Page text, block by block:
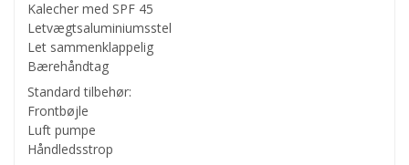
Kalecher med SPF 45
Letvægtsaluminiumsstel
Let sammenklappelig
Bærehåndtag
Standard tilbehør:
Frontbøjle
Luft pumpe
Håndledsstrop